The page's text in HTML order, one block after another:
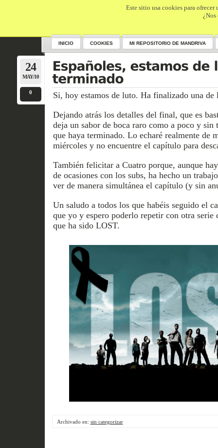
INICIO COOKIES MI REPOSITORIO DE MANDRIVA
24
MAY/10
0
Si, hoy estamos de luto. Ha finalizado una de
Dejando atrás los detalles del final, que es
deja un sabor de boca raro como a poco y sin
que haya terminado. Lo echaré realmente de
miércoles y no encuentre el capítulo para
También felicitar a Cuatro porque, aunque
de ocasiones con los subs, ha hecho un
ver de manera simultánea el capítulo (y sin
Un saludo a todos los que habéis seguido el
que yo y espero poderlo repetir con otra
que ha sido LOST.
Archivado en: sin categorizar
Este sitio usa cookies para